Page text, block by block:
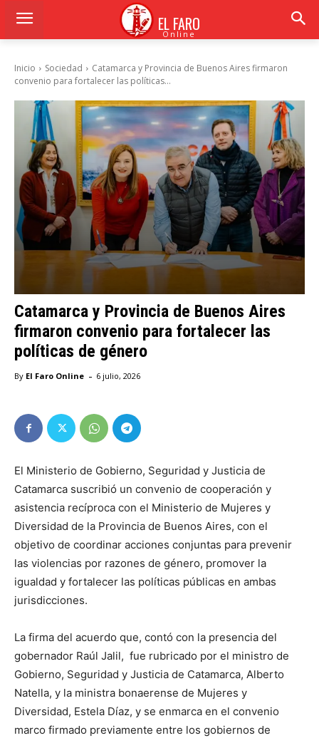
EL FARO
Online
Inicio Sociedad
Catamarca y Provincia de Buenos Aires firmaron
convenio para fortalecer las políticas...
Catamarca y Provincia de Buenos Aires
firmaron convenio para fortalecer las
políticas de género
By El Faro Online - 6 julio, 2026
El Ministerio de Gobierno, Seguridad y Justicia de
Catamarca suscribió un convenio de cooperación y
asistencia recíproca con el Ministerio de Mujeres y
Diversidad de la Provincia de Buenos Aires, con el
objetivo de coordinar acciones conjuntas para prevenir
las violencias por razones de género, promover la
igualdad y fortalecer las políticas públicas en ambas
jurisdicciones.
La firma del acuerdo que, contó con la presencia del
gobernador Raúl Jalil, fue rubricado por el ministro de
Gobierno, Seguridad y Justicia de Catamarca, Alberto
Natella, y la ministra bonaerense de Mujeres y
Diversidad, Estela Díaz, y se enmarca en el convenio
marco firmado previamente entre los gobiernos de